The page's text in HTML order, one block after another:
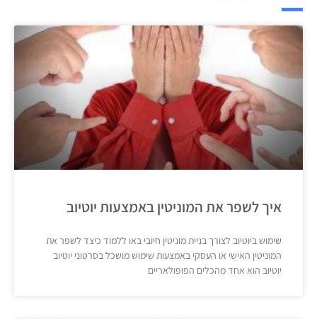
איך לשפר את המוניטין באמצעות יוטיוב
שימוש ביוטיוב לצורך בניית מוניטין חיובי באו ללמוד כיצד לשפר את
המוניטין האישי או העסקי באמצעות שימוש מושכל בסרטוני יוטיוב
יוטיוב הוא אחד מהכלים הפופולאריים